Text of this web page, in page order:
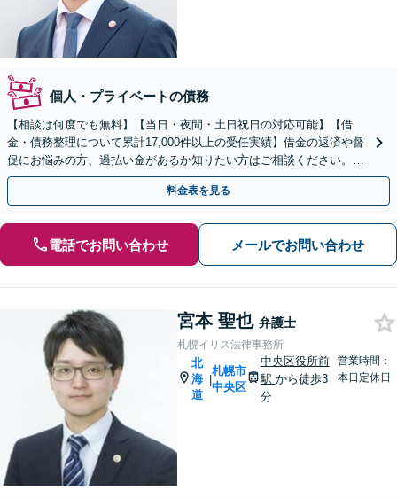
個人・プライベートの債務
【相談は何度でも無料】【当日・夜間・土日祝日の対応可能】【借
金・債務整理について累計17,000件以上の受任実績】借金の返済や督
促にお悩みの方、過払い金があるか知りたい方はご相談ください。ベ
ストな解決策を提案いたします。
料金表を見る
電話でお問い合わせ メールでお問い合わせ
宮本 聖也 弁護士
札幌イリス法律事務所
北
海
道
|
札幌市
中央区
中央区役所前
駅 から徒歩3
分
営業時間：
本日定休日